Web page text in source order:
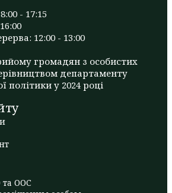
- 17:15
12:00 - 13:00
громадян з особистих
департаменту
політики у 2024 році
ООС